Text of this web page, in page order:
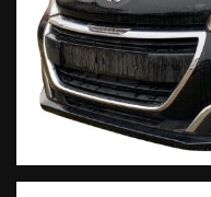
Segui Automobili
descrivono l’esperienza
• Sul nostro sito ufficiale
potrai trovare l’intero
info per ogni singola
• Sulla nostra pagina
• Sulla nostra pagina
• Sul nostro profilo